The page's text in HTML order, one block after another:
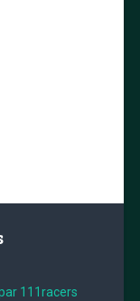
111racers